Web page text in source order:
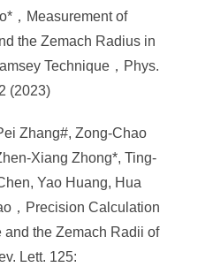
，Measurement of
the Zemach Radius in
Technique，Phys.
(2023)
Zhang#, Zong-Chao
Xiang Zhong*, Ting-
Yao Huang, Hua
，Precision Calculation
and the Zemach Radii of
Lett. 125: